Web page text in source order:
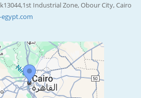
Industrial Zone, Obour City, Cairo